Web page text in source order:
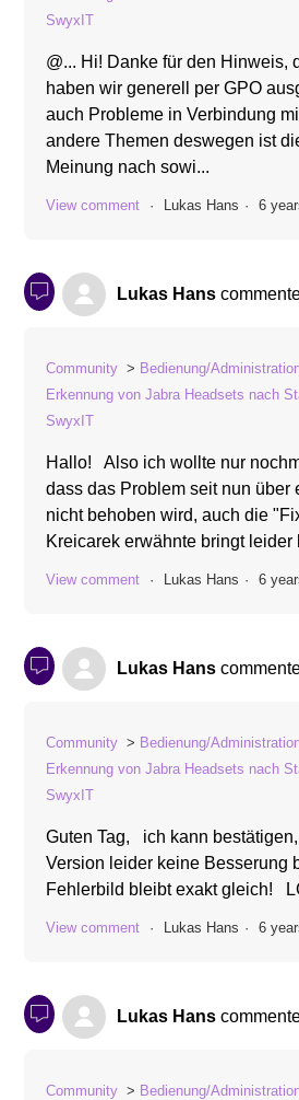
SwyxIT
@... Hi! Danke für den Hinweis,
haben wir generell per GPO
auch Probleme in Verbindung
andere Themen deswegen ist
Meinung nach sowi...
View comment Lukas Hans 6
Lukas Hans
Community Bedienung/
Erkennung von Jabra Headsets nach
SwyxIT
Hallo! Also ich wollte nur
dass das Problem seit nun über
nicht behoben wird, auch die
Kreicarek erwähnte bringt leider
View comment Lukas Hans 6
Lukas Hans
Community Bedienung/
Erkennung von Jabra Headsets nach
SwyxIT
Guten Tag, ich kann
Version leider keine Besserung
Fehlerbild bleibt exakt gleich!
View comment Lukas Hans 6
Lukas Hans
Community Bedienung/